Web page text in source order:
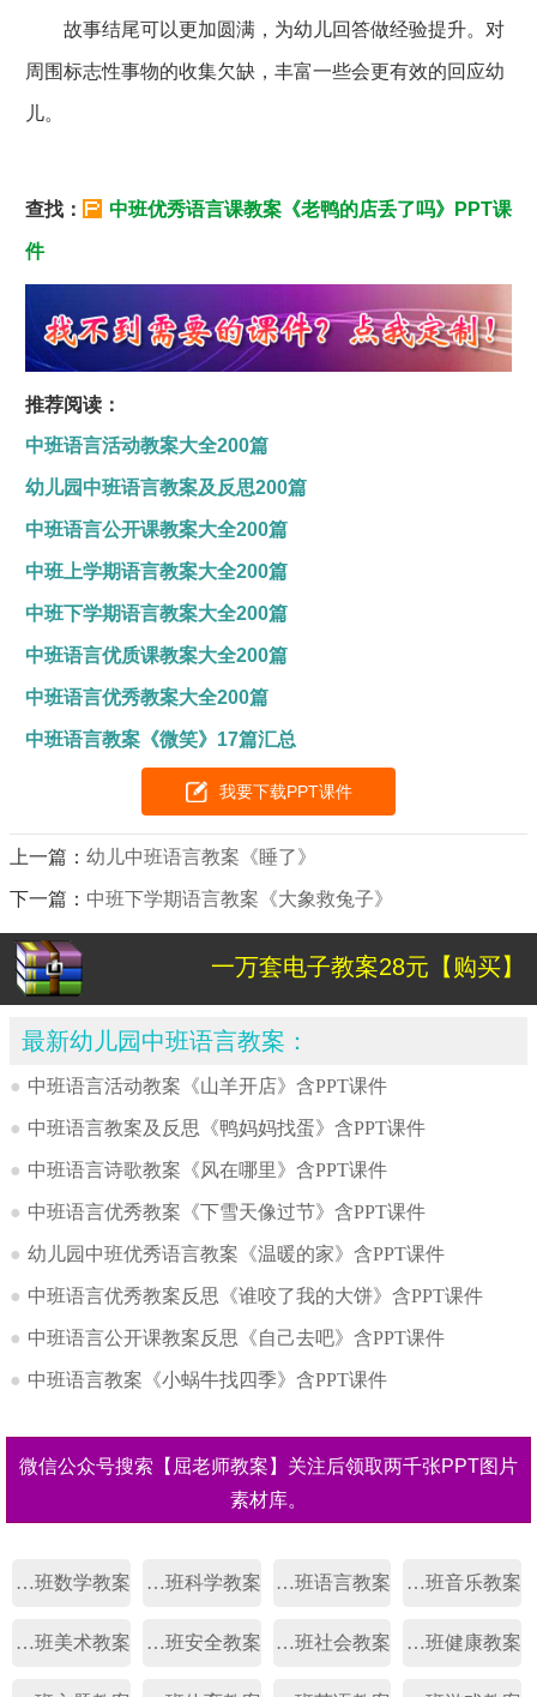
故事结尾可以更加圆满，为幼儿回答做经验提升。对
周围标志性事物的收集欠缺，丰富一些会更有效的回应幼
儿。
查找： 中班优秀语言课教案《老鸭的店丢了吗》PPT课
件
推荐阅读：
中班语言活动教案大全200篇
幼儿园中班语言教案及反思200篇
中班语言公开课教案大全200篇
中班上学期语言教案大全200篇
中班下学期语言教案大全200篇
中班语言优质课教案大全200篇
中班语言优秀教案大全200篇
中班语言教案《微笑》17篇汇总
我要下载PPT课件
上一篇：幼儿中班语言教案《睡了》
下一篇： 中班下学期语言教案《大象救兔子》
一万套电子教案28元【购买】
最新幼儿园中班语言教案：
● 中班语言活动教案《山羊开店》含PPT课件
● 中班语言教案及反思《鸭妈妈找蛋》含PPT课件
● 中班语言诗歌教案《风在哪里》含PPT课件
● 中班语言优秀教案《下雪天像过节》含PPT课件
● 幼儿园中班优秀语言教案《温暖的家》含PPT课件
● 中班语言优秀教案反思《谁咬了我的大饼》含PPT课件
● 中班语言公开课教案反思《自己去吧》含PPT课件
● 中班语言教案《小蜗牛找四季》含PPT课件
微信公众号搜索【屈老师教案】关注后领取两千张PPT图片
素材库。
幼儿园中班数学教案 幼儿园中班科学教案 幼儿园中班语言教案 幼儿园中班音乐教案
幼儿园中班美术教案 幼儿园中班安全教案 幼儿园中班社会教案 幼儿园中班健康教案